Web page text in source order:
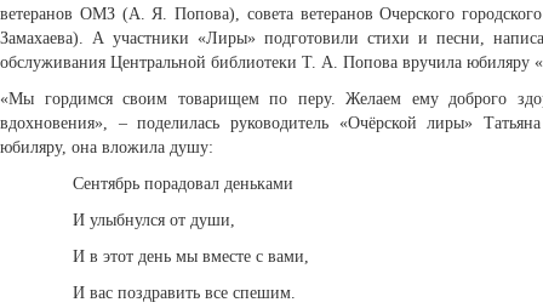
ветеранов ОМЗ (А. Я. Попова), совета ветеранов Очерского
Замахаева). А участники «Лиры» подготовили стихи и песни,
обслуживания Центральной библиотеки Т. А. Попова вручила юбиляру
«Мы гордимся своим товарищем по перу. Желаем ему доброго
вдохновения», – поделилась руководитель «Очёрской лиры»
юбиляру, она вложила душу:
Сентябрь порадовал деньками
И улыбнулся от души,
И в этот день мы вместе с вами,
И вас поздравить все спешим.